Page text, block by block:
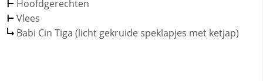
Hoofdgerechten
Vlees
Babi Cin Tiga (licht gekruide speklapjes met ketjap)